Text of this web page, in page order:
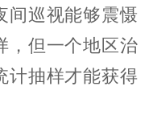
间巡视能够震慑
，但一个地区治
计抽样才能获得